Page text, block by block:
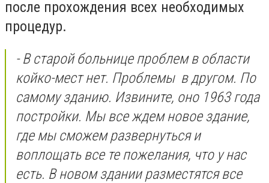
после прохождения всех необходимых
процедур.
- В старой больнице проблем в области
койко-мест нет. Проблемы в другом. По
самому зданию. Извините, оно 1963 года
постройки. Мы все ждем новое здание,
где мы сможем развернуться и
воплощать все те пожелания, что у нас
есть. В новом здании разместятся все